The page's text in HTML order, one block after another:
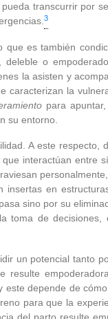
transcurrir por
3
es también
o
la asisten y
caracterizan la
para
su entorno.
A este respecto,
interactúan entre
insertas en
sino por su
toma de
un potencial tanto
resulte
depende de
para que la